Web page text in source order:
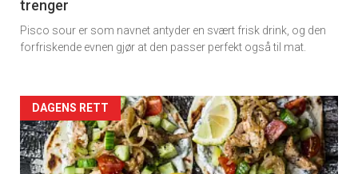
trenger
Pisco sour er som navnet antyder en svært frisk drink, og den
forfriskende evnen gjør at den passer perfekt også til mat.
Artikler
detail
DAGENS RETT